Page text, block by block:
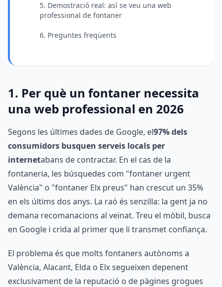
5. Demostració real: así se veu una web
professional de fontaner
6. Preguntes freqüents
1. Per què un fontaner necessita
una web professional en 2026
Segons les últimes dades de Google, el97% dels
consumidors busquen serveis locals per
internetabans de contractar. En el cas de la
fontaneria, les búsquedes com "fontaner urgent
València" o "fontaner Elx preus" han crescut un 35%
en els últims dos anys. La raó és senzilla: la gent ja no
demana recomanacions al veïnat. Treu el mòbil, busca
en Google i crida al primer que li transmet confiança.
El problema és que molts fontaners autònoms a
València, Alacant, Elda o Elx segueixen depenent
exclusivament de la reputació o de pàgines grogues